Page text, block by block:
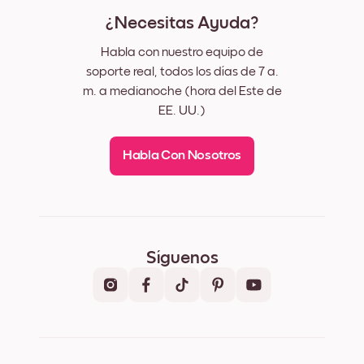
¿Necesitas Ayuda?
Habla con nuestro equipo de
soporte real, todos los días de 7 a.
m. a medianoche (hora del Este de
EE. UU.)
Habla Con Nosotros
Síguenos